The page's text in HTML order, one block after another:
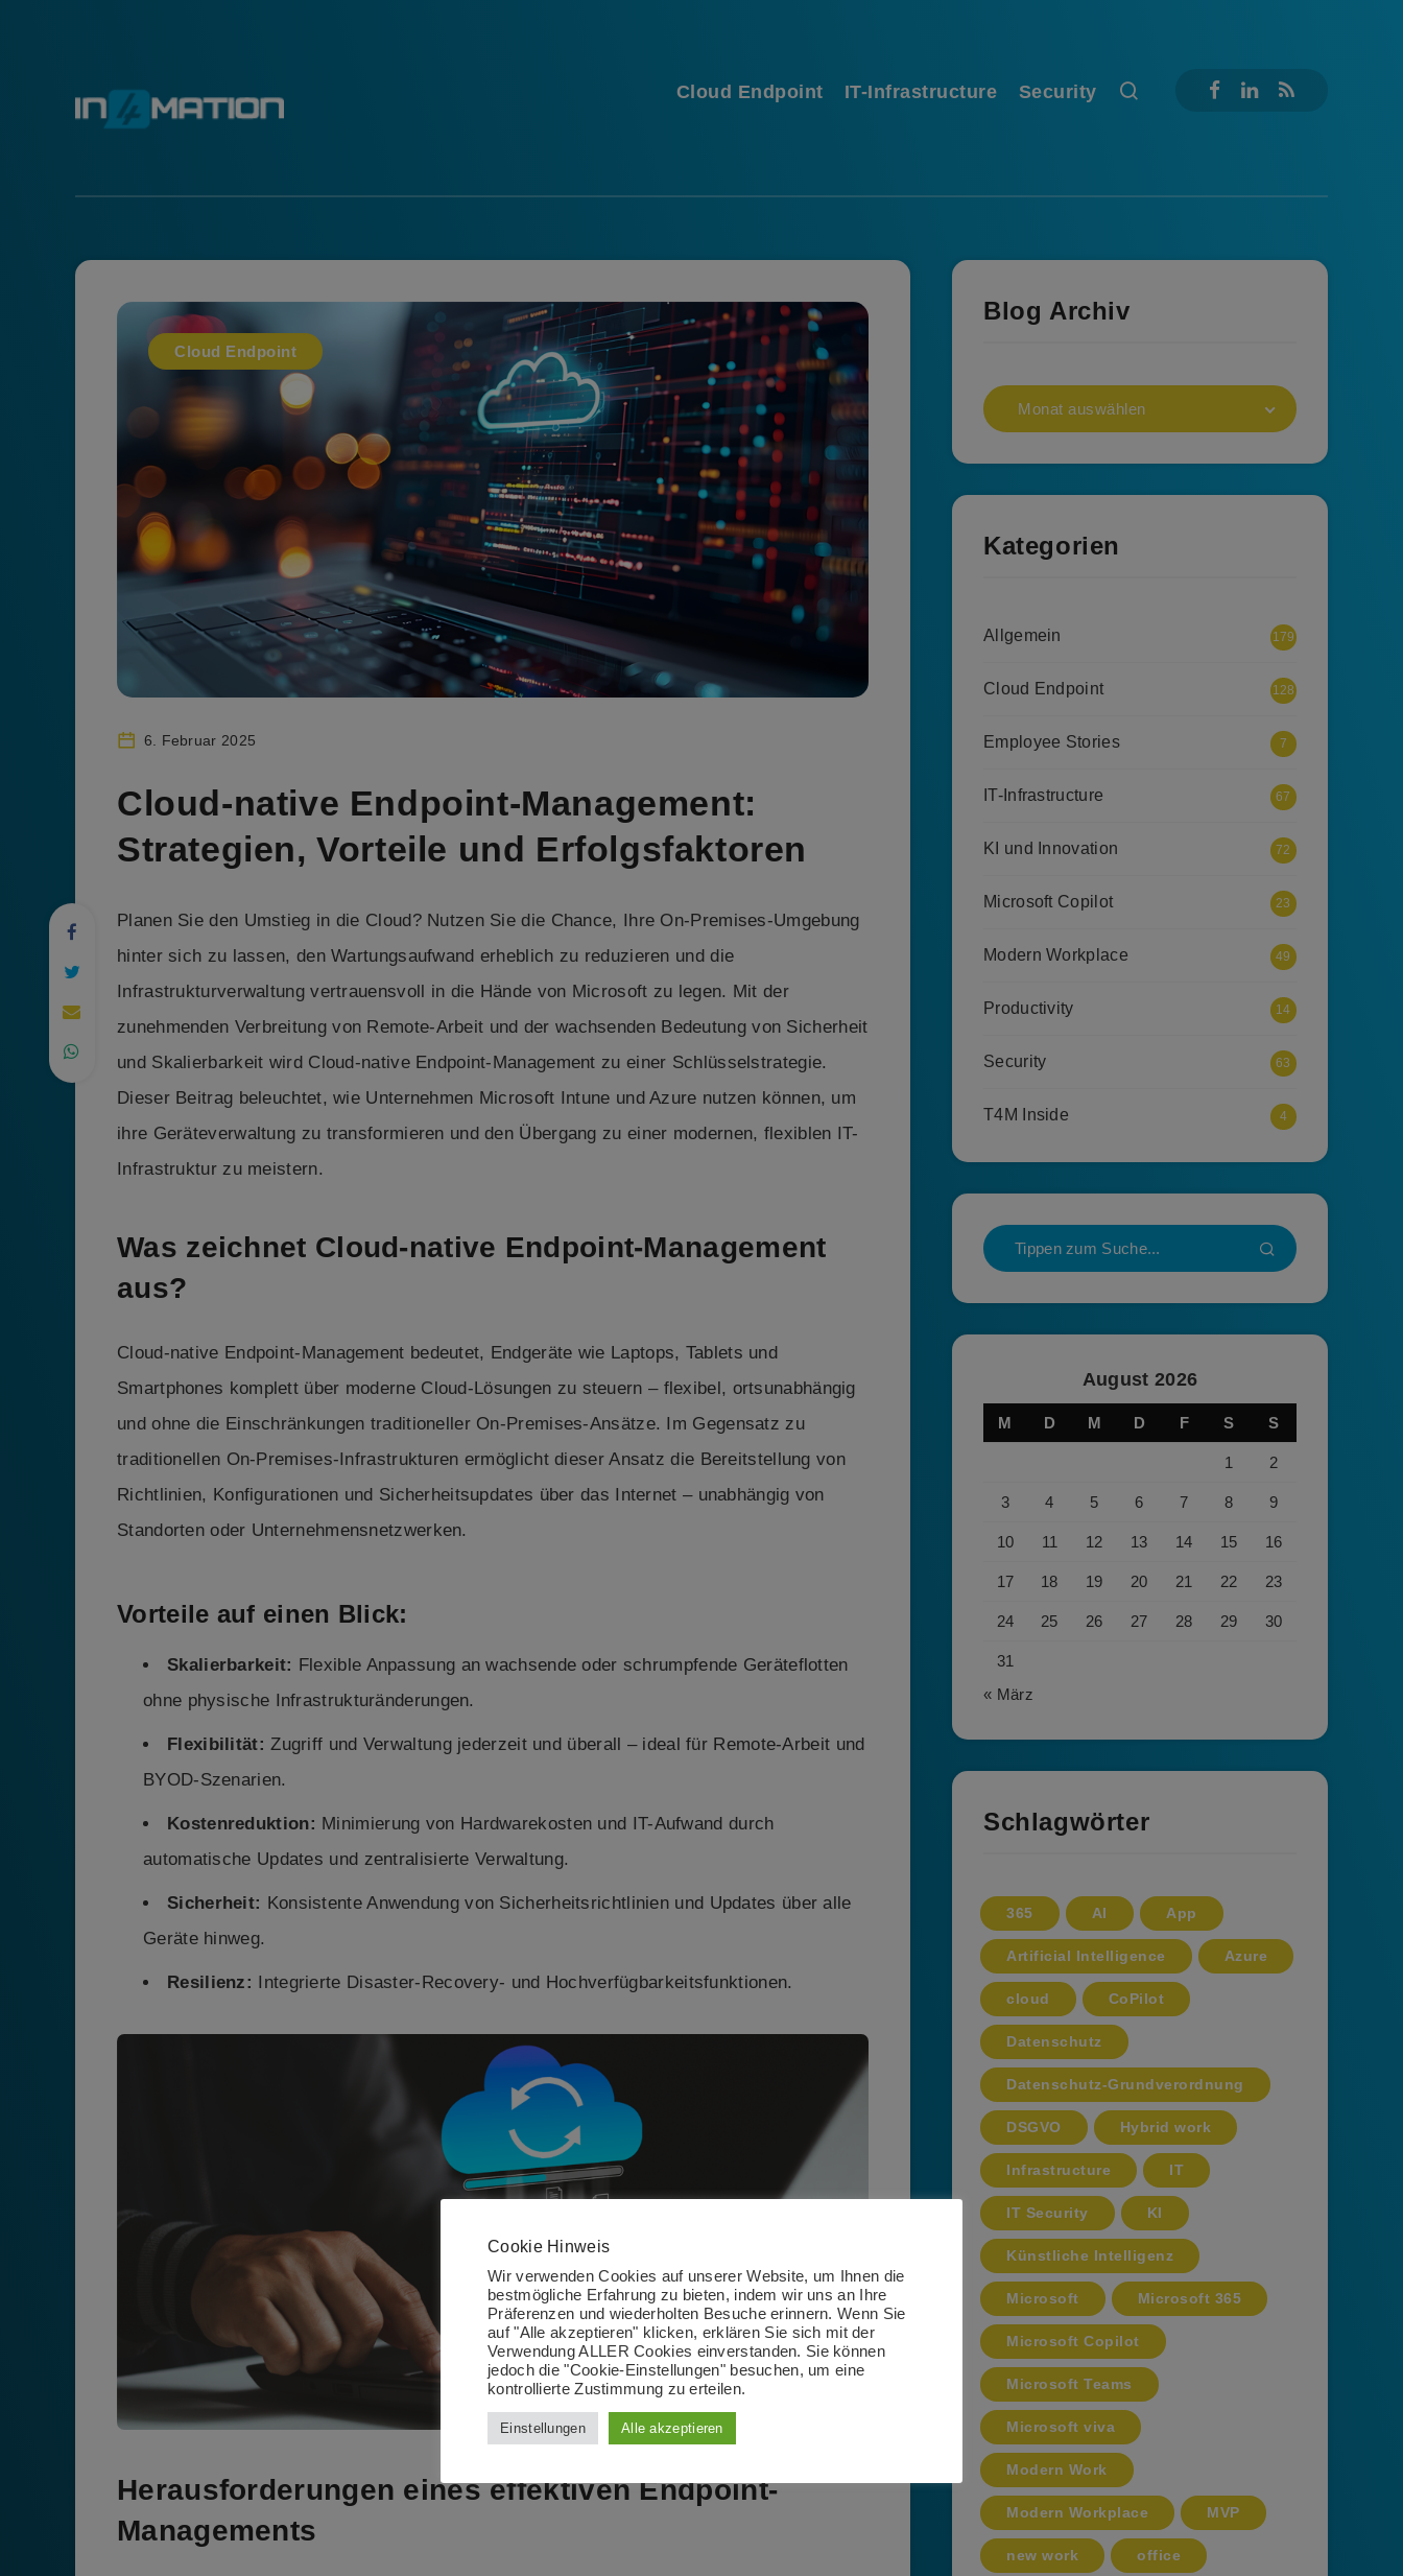
Cloud Endpoint IT-Infrastructure Security
Cloud Endpoint
6. Februar 2025
Cloud-native Endpoint-Management:
Strategien, Vorteile und Erfolgsfaktoren
Planen Sie den Umstieg in die Cloud? Nutzen Sie die Chance, Ihre On-Premises-Umgebung
hinter sich zu lassen, den Wartungsaufwand erheblich zu reduzieren und die
Infrastrukturverwaltung vertrauensvoll in die Hände von Microsoft zu legen. Mit der
zunehmenden Verbreitung von Remote-Arbeit und der wachsenden Bedeutung von Sicherheit
und Skalierbarkeit wird Cloud-native Endpoint-Management zu einer Schlüsselstrategie.
Dieser Beitrag beleuchtet, wie Unternehmen Microsoft Intune und Azure nutzen können, um
ihre Geräteverwaltung zu transformieren und den Übergang zu einer modernen, flexiblen IT-
Infrastruktur zu meistern.
Was zeichnet Cloud-native Endpoint-Management
aus?
Cloud-native Endpoint-Management bedeutet, Endgeräte wie Laptops, Tablets und
Smartphones komplett über moderne Cloud-Lösungen zu steuern – flexibel, ortsunabhängig
und ohne die Einschränkungen traditioneller On-Premises-Ansätze. Im Gegensatz zu
traditionellen On-Premises-Infrastrukturen ermöglicht dieser Ansatz die Bereitstellung von
Richtlinien, Konfigurationen und Sicherheitsupdates über das Internet – unabhängig von
Standorten oder Unternehmensnetzwerken.
Vorteile auf einen Blick:
Skalierbarkeit: Flexible Anpassung an wachsende oder schrumpfende Geräteflotten
ohne physische Infrastrukturänderungen.
Flexibilität: Zugriff und Verwaltung jederzeit und überall – ideal für Remote-Arbeit und
BYOD-Szenarien.
Kostenreduktion: Minimierung von Hardwarekosten und IT-Aufwand durch
automatische Updates und zentralisierte Verwaltung.
Sicherheit: Konsistente Anwendung von Sicherheitsrichtlinien und Updates über alle
Geräte hinweg.
Resilienz: Integrierte Disaster-Recovery- und Hochverfügbarkeitsfunktionen.
Herausforderungen eines effektiven Endpoint-
Managements
Blog Archiv
Monat auswählen
Kategorien
Allgemein 179
Cloud Endpoint 128
Employee Stories 7
IT-Infrastructure 67
KI und Innovation 72
Microsoft Copilot 23
Modern Workplace 49
Productivity 14
Security 63
T4M Inside 4
August 2026
M D M D F S S
1 2
3 4 5 6 7 8 9
10 11 12 13 14 15 16
17 18 19 20 21 22 23
24 25 26 27 28 29 30
31
« März
Schlagwörter
365 AI App
Artificial Intelligence Azure
cloud CoPilot
Datenschutz
Datenschutz-Grundverordnung
DSGVO Hybrid work
Infrastructure IT
IT Security KI
Künstliche Intelligenz
Microsoft Microsoft 365
Microsoft Copilot
Microsoft Teams
Microsoft viva
Modern Work
Modern Workplace MVP
new work office
Cookie Hinweis
Wir verwenden Cookies auf unserer Website, um Ihnen die
bestmögliche Erfahrung zu bieten, indem wir uns an Ihre
Präferenzen und wiederholten Besuche erinnern. Wenn Sie
auf "Alle akzeptieren" klicken, erklären Sie sich mit der
Verwendung ALLER Cookies einverstanden. Sie können
jedoch die "Cookie-Einstellungen" besuchen, um eine
kontrollierte Zustimmung zu erteilen.
Einstellungen Alle akzeptieren